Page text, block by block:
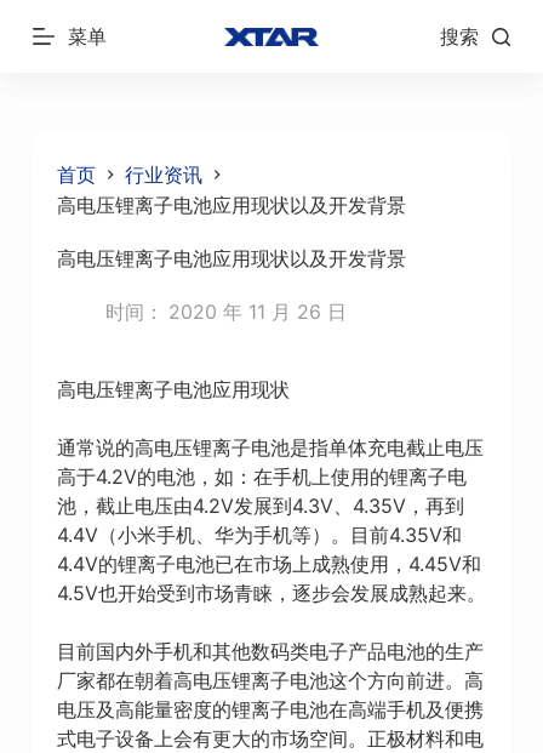
跳
菜单 搜索
首页
行业资讯
高电压锂离子电池应用现状以及开发背景
高电压锂离子电池应用现状以及开发背景
时间： 2020 年 11 月 26 日
高电压锂离子电池应用现状
通常说的高电压锂离子电池是指单体充电截止电压
高于4.2V的电池，如：在手机上使用的锂离子电
池，截止电压由4.2V发展到4.3V、4.35V，再到
4.4V（小米手机、华为手机等）。目前4.35V和
4.4V的锂离子电池已在市场上成熟使用，4.45V和
4.5V也开始受到市场青睐，逐步会发展成熟起来。
目前国内外手机和其他数码类电子产品电池的生产
厂家都在朝着高电压锂离子电池这个方向前进。高
电压及高能量密度的锂离子电池在高端手机及便携
式电子设备上会有更大的市场空间。正极材料和电